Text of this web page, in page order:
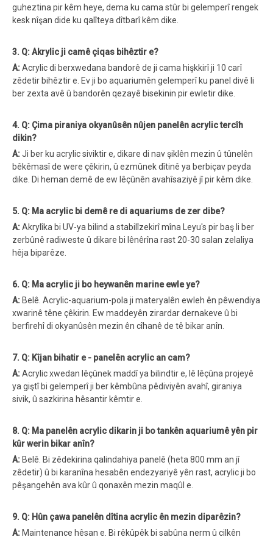
guheztina pir kêm heye, dema ku cama stûr bi gelemperî rengek
kesk nîşan dide ku qalîteya dîtbarî kêm dike.
3. Q: Akrylic ji camê çiqas bihêztir e?
A:Acrylic di berxwedana bandorê de ji cama hişkkirî ji 10 carî
zêdetir bihêztir e. Ev ji bo aquariumên gelemperî ku panel divê li
ber zexta avê û bandorên qezayê bisekinin pir ewletir dike.
4. Q: Çima piraniya okyanûsên nûjen panelên acrylic tercîh
dikin?
A:Ji ber ku acrylic siviktir e, dikare di nav şiklên mezin û tûnelên
bêkêmasî de were çêkirin, û ezmûnek dîtinê ya berbiçav peyda
dike. Di heman demê de ew lêçûnên avahîsaziyê jî pir kêm dike.
5. Q: Ma acrylic bi demê re di aquariums de zer dibe?
A:Akrylîka bi UV-ya bilind a stabilîzekirî mîna Leyu's pir baş li ber
zerbûnê radiweste û dikare bi lênêrîna rast 20-30 salan zelaliya
hêja biparêze.
6. Q: Ma acrylic ji bo heywanên marine ewle ye?
A: Belê. Acrylic-aquarium-pola ji materyalên ewleh ên pêwendiya
xwarinê têne çêkirin. Ew maddeyên zirardar dernakeve û bi
berfirehî di okyanûsên mezin ên cîhanê de tê bikar anîn.
7. Q: Kîjan bihatir e - panelên acrylic an cam?
A:Acrylic xwedan lêçûnek maddî ya bilindtir e, lê lêçûna projeyê
ya giştî bi gelemperî ji ber kêmbûna pêdiviyên avahî, giraniya
sivik, û sazkirina hêsantir kêmtir e.
8. Q: Ma panelên acrylic dikarin ji bo tankên aquariumê yên pir
kûr werin bikar anîn?
A: Belê. Bi zêdekirina qalindahiya panelê (heta 800 mm an jî
zêdetir) û bi karanîna hesabên endezyariyê yên rast, acrylic ji bo
pêşangehên ava kûr û qonaxên mezin maqûl e.
9. Q: Hûn çawa panelên dîtina acrylic ên mezin diparêzin?
A: Maintenance hêsan e. Bi rêkûpêk bi sabûna nerm û cilkên